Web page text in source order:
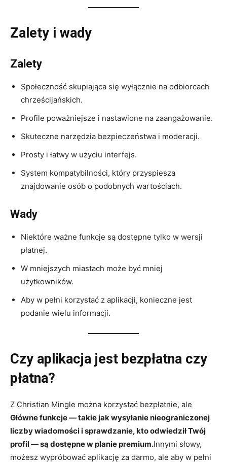
Zalety i wady
Zalety
Społeczność skupiająca się wyłącznie na odbiorcach
chrześcijańskich.
Profile poważniejsze i nastawione na zaangażowanie.
Skuteczne narzędzia bezpieczeństwa i moderacji.
Prosty i łatwy w użyciu interfejs.
System kompatybilności, który przyspiesza
znajdowanie osób o podobnych wartościach.
Wady
Niektóre ważne funkcje są dostępne tylko w wersji
płatnej.
W mniejszych miastach może być mniej
użytkowników.
Aby w pełni korzystać z aplikacji, konieczne jest
podanie wielu informacji.
Czy aplikacja jest bezpłatna czy
płatna?
Z Christian Mingle można korzystać bezpłatnie, ale
Główne funkcje — takie jak wysyłanie nieograniczonej
liczby wiadomości i sprawdzanie, kto odwiedził Twój
profil — są dostępne w planie premium.Innymi słowy,
możesz wypróbować aplikację za darmo, ale aby w pełni